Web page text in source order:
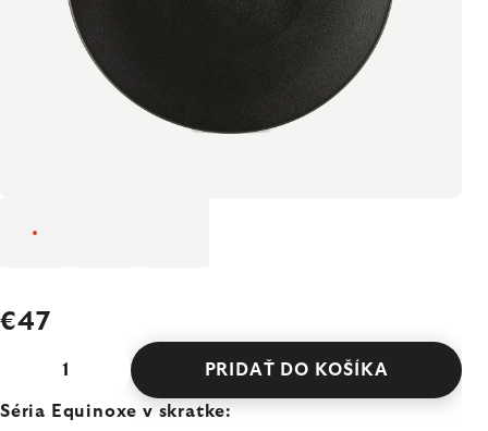
€47
PRIDAŤ DO KOŠÍKA
Séria Equinoxe v skratke: